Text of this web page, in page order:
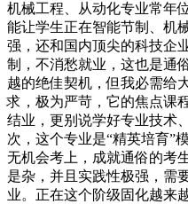
机械工程、从动化专业常年
能让学生正在智能节制、机
强，还和国内顶尖的科技企
制，不消愁就业，这也是通
越的绝佳契机，但我必需给
求，极为严苛，它的焦点课
结业，更别说学好专业技术
次，这个专业是“精英培育”
无机会考上，成就通俗的考
是杂，并且实践性极强，需
业。正在这个阶级固化越来